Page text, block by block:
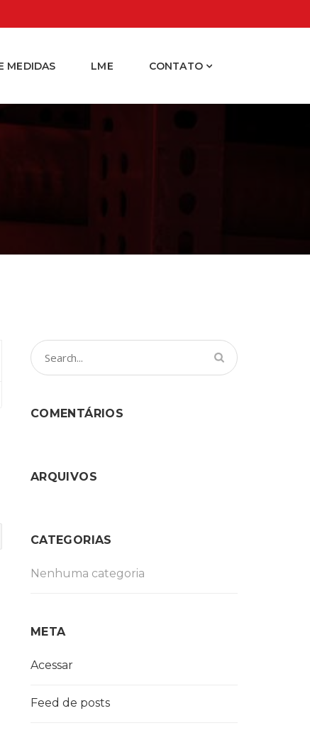
MEDIDAS LME CONTATO
COMENTÁRIOS
ARQUIVOS
CATEGORIAS
Nenhuma categoria
META
Acessar
Feed de posts